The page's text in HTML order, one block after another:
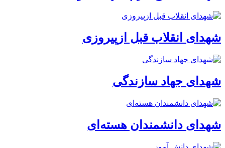
شهدای انقلاب قبل ازپیروزی
شهدای جهاد سازندگی
شهدای دانشمندان هسته‌ای